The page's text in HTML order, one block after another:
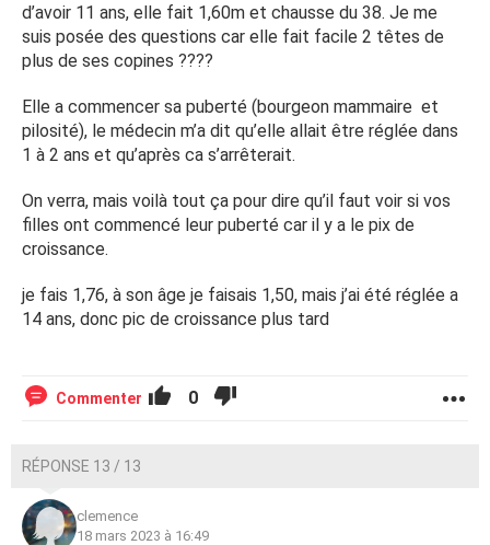
d’avoir 11 ans, elle fait 1,60m et chausse du 38. Je me
suis posée des questions car elle fait facile 2 têtes de
plus de ses copines ????
Elle a commencer sa puberté (bourgeon mammaire et
pilosité), le médecin m’a dit qu’elle allait être réglée dans
1 à 2 ans et qu’après ca s’arrêterait.
On verra, mais voilà tout ça pour dire qu’il faut voir si vos
filles ont commencé leur puberté car il y a le pix de
croissance.
je fais 1,76, à son âge je faisais 1,50, mais j’ai été réglée a
14 ans, donc pic de croissance plus tard
Commenter 0
RÉPONSE 13 / 13
clemence
18 mars 2023 à 16:49